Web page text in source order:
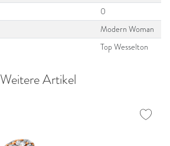
0
Modern Woman
Top Wesselton
Weitere Artikel